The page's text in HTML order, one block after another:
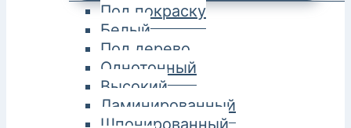
Под покраску
Белый
Под дерево
Однотонный
Высокий
Ламинированный
Шпонированный